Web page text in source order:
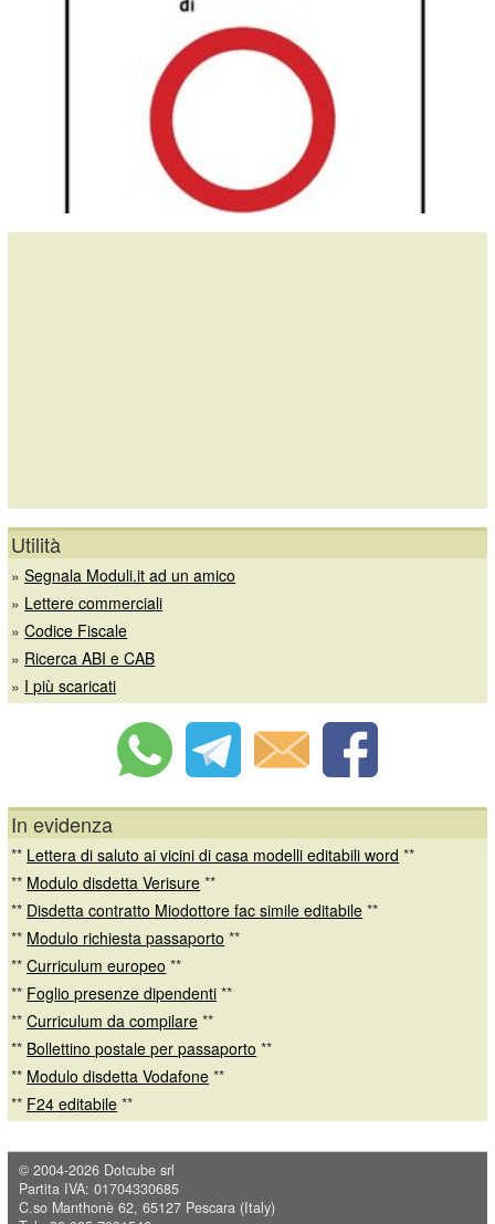
Utilità
»Segnala Moduli.it ad un amico
» Lettere commerciali
»Codice Fiscale
» Ricerca ABI e CAB
» I più scaricati
In evidenza
** Lettera di saluto ai vicini di casa modelli editabili word **
** Modulo disdetta Verisure **
** Disdetta contratto Miodottore fac simile editabile **
** Modulo richiesta passaporto **
**Curriculum europeo **
** Foglio presenze dipendenti **
**Curriculum da compilare **
** Bollettino postale per passaporto **
** Modulo disdetta Vodafone **
** F24 editabile **
© 2004-2026 Dotcube srl
Partita IVA: 01704330685
C.so Manthonè 62, 65127 Pescara (Italy)